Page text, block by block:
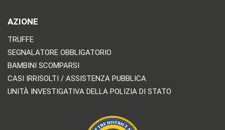
AZIONE
TRUFFE
SEGNALATORE OBBLIGATORIO
BAMBINI SCOMPARSI
CASI IRRISOLTI / ASSISTENZA PUBBLICA
UNITÀ INVESTIGATIVA DELLA POLIZIA DI STATO